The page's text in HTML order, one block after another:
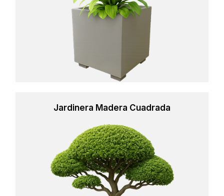
Jardinera Madera Cuadrada
Learn
more